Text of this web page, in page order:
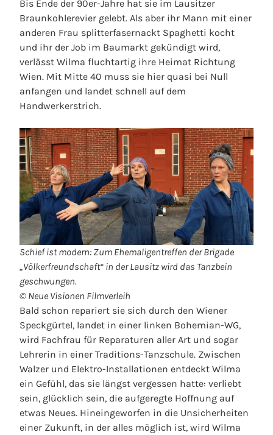
Bis Ende der 90er-Jahre hat sie im Lausitzer
Braunkohlerevier gelebt. Als aber ihr Mann mit einer
anderen Frau splitterfasernackt Spaghetti kocht
und ihr der Job im Baumarkt gekündigt wird,
verlässt Wilma fluchtartig ihre Heimat Richtung
Wien. Mit Mitte 40 muss sie hier quasi bei Null
anfangen und landet schnell auf dem
Handwerkerstrich.
Schief ist modern: Zum Ehemaligentreffen der Brigade
„Völkerfreundschaft“ in der Lausitz wird das Tanzbein
geschwungen.
© Neue Visionen Filmverleih
Bald schon repariert sie sich durch den Wiener
Speckgürtel, landet in einer linken Bohemian-WG,
wird Fachfrau für Reparaturen aller Art und sogar
Lehrerin in einer Traditions-Tanzschule. Zwischen
Walzer und Elektro-Installationen entdeckt Wilma
ein Gefühl, das sie längst vergessen hatte: verliebt
sein, glücklich sein, die aufgeregte Hoffnung auf
etwas Neues. Hineingeworfen in die Unsicherheiten
einer Zukunft, in der alles möglich ist, wird Wilma